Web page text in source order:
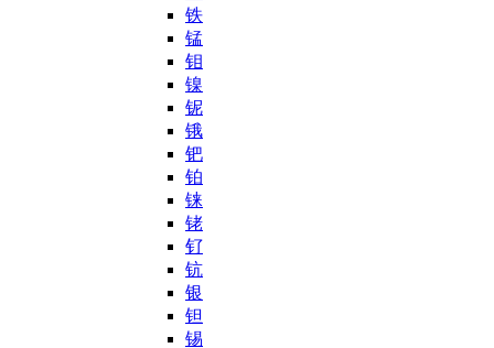
铁
锰
钼
镍
铌
锇
钯
铂
铼
铑
钌
钪
银
钽
锡